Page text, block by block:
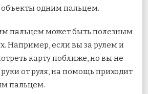
одним пальцем.
пальцем может быть полезным
Например, если вы за рулем и
карту поближе, но вы не
от руля, на помощь приходит
пальцем.